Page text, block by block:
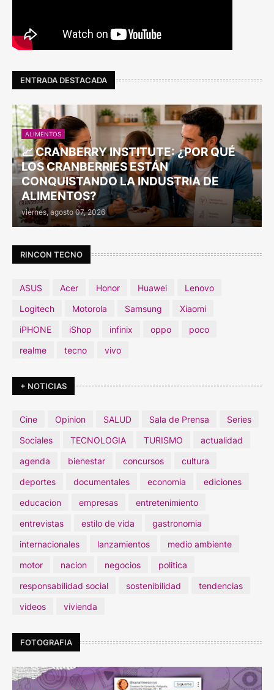
ENTRADA DESTACADA
ALIMENTOS
📈 CRANBERRY INSTITUTE: ¿POR QUÉ
LOS CRANBERRIES ESTÁN
CONQUISTANDO LA INDUSTRIA DE
ALIMENTOS?
viernes, agosto 07, 2026
RINCON TECNO
ASUS Acer Honor Huawei
Lenovo
Logitech
Motorola Samsung
Xiaomi
iPHONE
iShop infinix oppo
poco
realme
tecno vivo
+ NOTICIAS
Cine Opinion SALUD Sala de Prensa
Series
Sociales
TECNOLOGIA TURISMO
actualidad
agenda
bienestar concursos
cultura
deportes
documentales economia
ediciones
educacion
empresas
entretenimiento
entrevistas
estilo de vida
gastronomia
internacionales
lanzamientos
medio ambiente
motor
nacion negocios
politica
responsabilidad social
sostenibilidad
tendencias
videos
vivienda
FOTOGRAFIA